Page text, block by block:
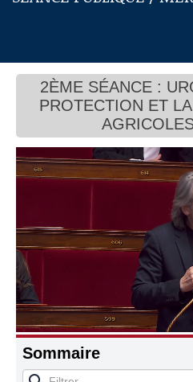
RECHERCHE
AIDE À LA DÉCOUPE
DE VIDÉOS
Questions au
2ÈME SÉANCE :
PROTECTION ET
Sommaire